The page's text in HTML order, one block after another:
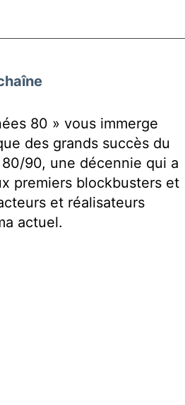
80 » vous immerge
des grands succès du
90, une décennie qui a
premiers blockbusters et
et réalisateurs
actuel.